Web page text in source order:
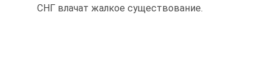
СНГ влачат жалкое существование.